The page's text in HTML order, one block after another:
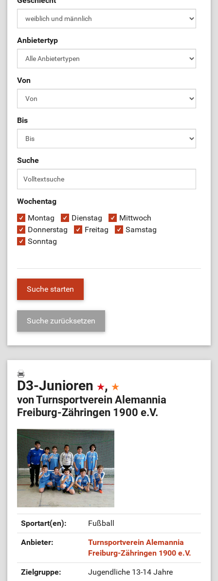
ÜL-Börse
Anbietertyp
Von
Bis
Suche
Wochentag
Montag
Dienstag
Mittwoch
Donnerstag
Freitag
Samstag
Sonntag
D3-Junioren ,
von Turnsportverein Alemannia
Freiburg-Zähringen 1900 e.V.
Sportart(en): Fußball
Anbieter:
Turnsportverein Alemannia
Freiburg-Zähringen 1900 e.V.
Zielgruppe: Jugendliche 13-14 Jahre